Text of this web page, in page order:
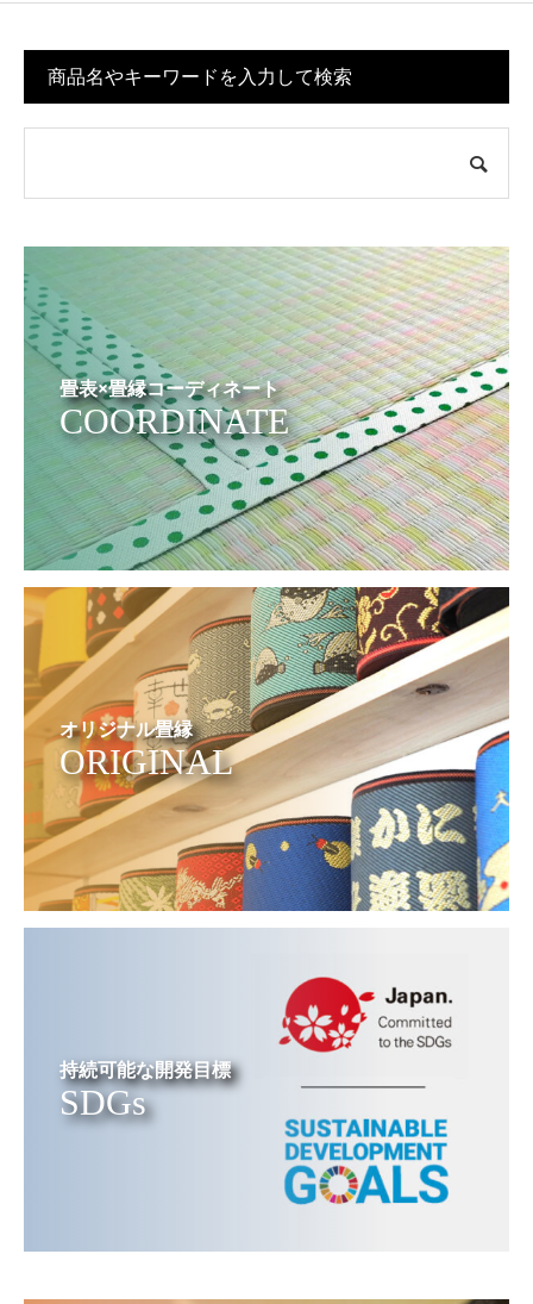
商品名やキーワードを入力して検索
畳表×畳縁コーディネート
COORDINATE
オリジナル畳縁
ORIGINAL
持続可能な開発目標
SDGs